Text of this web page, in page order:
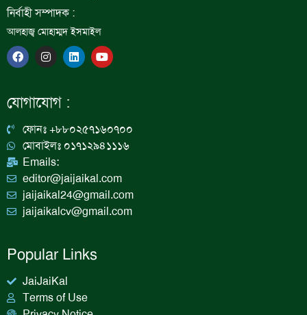
নির্বাহী সম্পাদক :
আলহাজ্ব মোহাম্মদ ইসমাইল
F
a
c
b
o
I
n
s
a
g
a
m
L
i
n
n
Y
o
u
যোগাযোগ :
ফোনঃ +৮৮০২৫৭১৬০৭০০
মোবাইলঃ ০১৭১২৯৪১১১৬
Emails:
editor@jaijaikal.com
jaijaikal24@gmail.com
jaijaikalcv@gmail.com
Popular Links
JaiJaiKal
Terms of Use